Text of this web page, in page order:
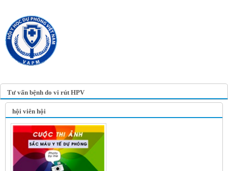
Tư vấn bệnh do vi rút HPV
hội viên hội